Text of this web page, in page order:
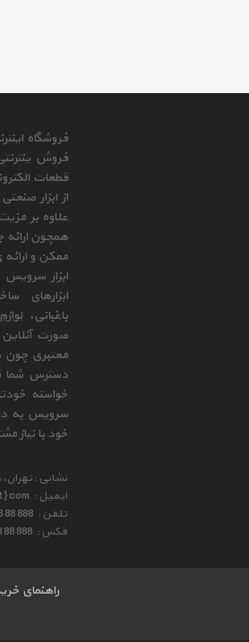
فروشگاه
فروش
قطعات
از ابزار
علاوه بر
همچون ارائه
ممکن و
ابزار سرویس
ابزارهای
باغبانی،
صورت
معتبری چون
دسترس شما
خواسته
سرویس به
خود با نیاز
نشانی :
ایمیل : com
تلفن : 88 888
فکس : 88 888
راهنمای